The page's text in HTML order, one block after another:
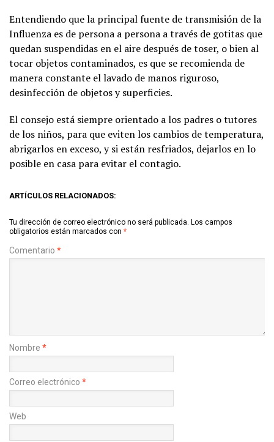
Entendiendo que la principal fuente de transmisión de la
Influenza es de persona a persona a través de gotitas que
quedan suspendidas en el aire después de toser, o bien al
tocar objetos contaminados, es que se recomienda de
manera constante el lavado de manos riguroso,
desinfección de objetos y superficies.
El consejo está siempre orientado a los padres o tutores
de los niños, para que eviten los cambios de temperatura,
abrigarlos en exceso, y si están resfriados, dejarlos en lo
posible en casa para evitar el contagio.
ARTÍCULOS RELACIONADOS:
Tu dirección de correo electrónico no será publicada. Los campos
obligatorios están marcados con *
Comentario *
Nombre *
Correo electrónico *
Web